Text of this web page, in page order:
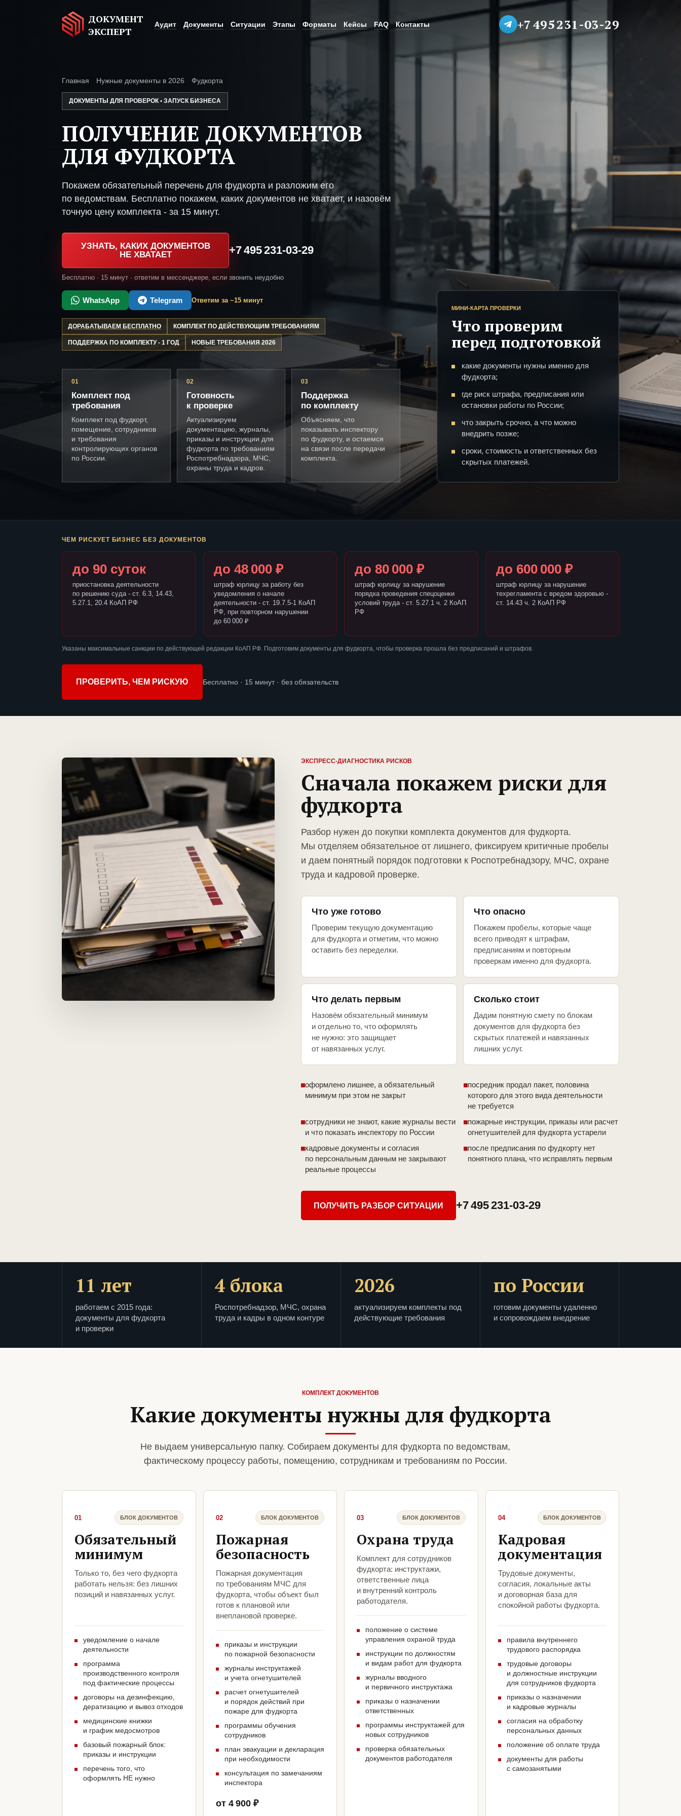
ДОКУМЕНТ
ЭКСПЕРТ
Аудит Документы Ситуации Этапы Форматы Кейсы FAQ Контакты +7 495 231-03-29
Главная Нужные документы в 2026 Фудкорта
ДОКУМЕНТЫ ДЛЯ ПРОВЕРОК • ЗАПУСК БИЗНЕСА
ПОЛУЧЕНИЕ ДОКУМЕНТОВ
ДЛЯ ФУДКОРТА
Покажем обязательный перечень для фудкорта и разложим его
по ведомствам. Бесплатно покажем, каких документов не хватает, и назовём
точную цену комплекта - за 15 минут.
УЗНАТЬ, КАКИХ ДОКУМЕНТОВ
НЕ ХВАТАЕТ
+7 495 231-03-29
Бесплатно · 15 минут · ответим в мессенджере, если звонить неудобно
WhatsApp Telegram Ответим за ~15 минут
ДОРАБАТЫВАЕМ БЕСПЛАТНО КОМПЛЕКТ ПО ДЕЙСТВУЮЩИМ ТРЕБОВАНИЯМ
ПОДДЕРЖКА ПО КОМПЛЕКТУ - 1 ГОД НОВЫЕ ТРЕБОВАНИЯ 2026
01
Комплект под
требования
Комплект под фудкорт,
помещение, сотрудников
и требования
контролирующих органов
по России.
02
Готовность
к проверке
Актуализируем
документацию, журналы,
приказы и инструкции для
фудкорта по требованиям
Роспотребнадзора, МЧС,
охраны труда и кадров.
03
Поддержка
по комплекту
Объясняем, что
показывать инспектору
по фудкорту, и остаемся
на связи после передачи
комплекта.
МИНИ-КАРТА ПРОВЕРКИ
Что проверим
перед подготовкой
какие документы нужны именно для
фудкорта;
где риск штрафа, предписания или
остановки работы по России;
что закрыть срочно, а что можно
внедрить позже;
сроки, стоимость и ответственных без
скрытых платежей.
ЧЕМ РИСКУЕТ БИЗНЕС БЕЗ ДОКУМЕНТОВ
до 90 суток
приостановка деятельности
по решению суда - ст. 6.3, 14.43,
5.27.1, 20.4 КоАП РФ
до 48 000 ₽
штраф юрлицу за работу без
уведомления о начале
деятельности - ст. 19.7.5-1 КоАП
РФ, при повторном нарушении
до 60 000 ₽
до 80 000 ₽
штраф юрлицу за нарушение
порядка проведения спецоценки
условий труда - ст. 5.27.1 ч. 2 КоАП
РФ
до 600 000 ₽
штраф юрлицу за нарушение
техрегламента с вредом здоровью -
ст. 14.43 ч. 2 КоАП РФ
Указаны максимальные санкции по действующей редакции КоАП РФ. Подготовим документы для фудкорта, чтобы проверка прошла без предписаний и штрафов.
ПРОВЕРИТЬ, ЧЕМ РИСКУЮ Бесплатно · 15 минут · без обязательств
ЭКСПРЕСС-ДИАГНОСТИКА РИСКОВ
Сначала покажем риски для
фудкорта
Разбор нужен до покупки комплекта документов для фудкорта.
Мы отделяем обязательное от лишнего, фиксируем критичные пробелы
и даем понятный порядок подготовки к Роспотребнадзору, МЧС, охране
труда и кадровой проверке.
Что уже готово
Проверим текущую документацию
для фудкорта и отметим, что можно
оставить без переделки.
Что опасно
Покажем пробелы, которые чаще
всего приводят к штрафам,
предписаниям и повторным
проверкам именно для фудкорта.
Что делать первым
Назовём обязательный минимум
и отдельно то, что оформлять
не нужно: это защищает
от навязанных услуг.
Сколько стоит
Дадим понятную смету по блокам
документов для фудкорта без
скрытых платежей и навязанных
лишних услуг.
оформлено лишнее, а обязательный
минимум при этом не закрыт
посредник продал пакет, половина
которого для этого вида деятельности
не требуется
сотрудники не знают, какие журналы вести
и что показать инспектору по России
пожарные инструкции, приказы или расчет
огнетушителей для фудкорта устарели
кадровые документы и согласия
по персональным данным не закрывают
реальные процессы
после предписания по фудкорту нет
понятного плана, что исправлять первым
ПОЛУЧИТЬ РАЗБОР СИТУАЦИИ +7 495 231-03-29
11 лет
работаем с 2015 года:
документы для фудкорта
и проверки
4 блока
Роспотребнадзор, МЧС, охрана
труда и кадры в одном контуре
2026
актуализируем комплекты под
действующие требования
по России
готовим документы удаленно
и сопровождаем внедрение
КОМПЛЕКТ ДОКУМЕНТОВ
Какие документы нужны для фудкорта
Не выдаем универсальную папку. Собираем документы для фудкорта по ведомствам,
фактическому процессу работы, помещению, сотрудникам и требованиям по России.
01 БЛОК ДОКУМЕНТОВ
Обязательный
минимум
Только то, без чего фудкорта
работать нельзя: без лишних
позиций и навязанных услуг.
уведомление о начале
деятельности
программа
производственного контроля
под фактические процессы
договоры на дезинфекцию,
дератизацию и вывоз отходов
медицинские книжки
и график медосмотров
базовый пожарный блок:
приказы и инструкции
перечень того, что
оформлять НЕ нужно
02 БЛОК ДОКУМЕНТОВ
Пожарная
безопасность
Пожарная документация
по требованиям МЧС для
фудкорта, чтобы объект был
готов к плановой или
внеплановой проверке.
приказы и инструкции
по пожарной безопасности
журналы инструктажей
и учета огнетушителей
расчет огнетушителей
и порядок действий при
пожаре для фудкорта
программы обучения
сотрудников
план эвакуации и декларация
при необходимости
консультация по замечаниям
инспектора
от 4 900 ₽
03 БЛОК ДОКУМЕНТОВ
Охрана труда
Комплект для сотрудников
фудкорта: инструктажи,
ответственные лица
и внутренний контроль
работодателя.
положение о системе
управления охраной труда
инструкции по должностям
и видам работ для фудкорта
журналы вводного
и первичного инструктажа
приказы о назначении
ответственных
программы инструктажей для
новых сотрудников
проверка обязательных
документов работодателя
04 БЛОК ДОКУМЕНТОВ
Кадровая
документация
Трудовые документы,
согласия, локальные акты
и договорная база для
спокойной работы фудкорта.
правила внутреннего
трудового распорядка
трудовые договоры
и должностные инструкции
для сотрудников фудкорта
приказы о назначении
и кадровые журналы
согласия на обработку
персональных данных
положение об оплате труда
документы для работы
с самозанятыми